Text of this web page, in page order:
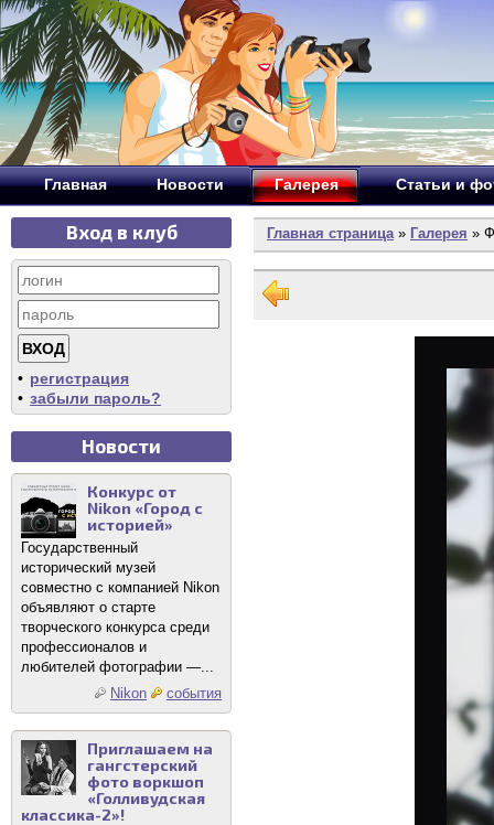
Главная Новости Галерея Статьи и
Вход в клуб
• регистрация
• забыли пароль?
Новости
Конкурс от
Nikon «Город с
историей»
Государственный
исторический музей
совместно с компанией Nikon
объявляют о старте
творческого конкурса среди
профессионалов и
любителей фотографии —...
Nikon
события
Приглашаем на
гангстерский
фото воркшоп
«Голливудская
классика-2»!
Главная страница» Галерея »